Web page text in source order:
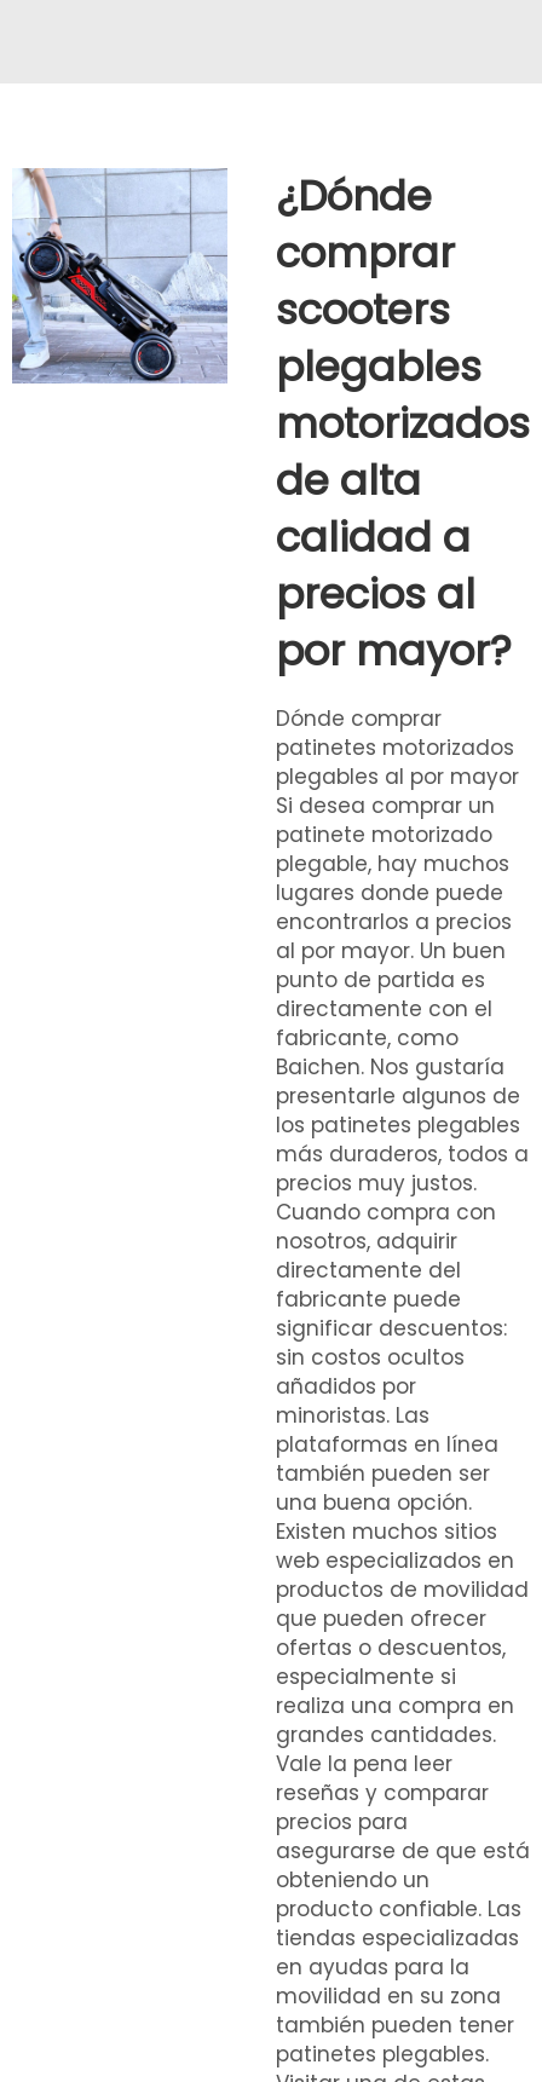
¿Dónde
comprar
scooters
plegables
motorizados
de alta
calidad a
precios al
por mayor?
Dónde comprar
patinetes motorizados
plegables al por mayor
Si desea comprar un
patinete motorizado
plegable, hay muchos
lugares donde puede
encontrarlos a precios
al por mayor. Un buen
punto de partida es
directamente con el
fabricante, como
Baichen. Nos gustaría
presentarle algunos de
los patinetes plegables
más duraderos, todos a
precios muy justos.
Cuando compra con
nosotros, adquirir
directamente del
fabricante puede
significar descuentos:
sin costos ocultos
añadidos por
minoristas. Las
plataformas en línea
también pueden ser
una buena opción.
Existen muchos sitios
web especializados en
productos de movilidad
que pueden ofrecer
ofertas o descuentos,
especialmente si
realiza una compra en
grandes cantidades.
Vale la pena leer
reseñas y comparar
precios para
asegurarse de que está
obteniendo un
producto confiable. Las
tiendas especializadas
en ayudas para la
movilidad en su zona
también pueden tener
patinetes plegables.